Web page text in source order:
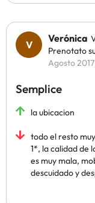
Verónica
Prenotato
Agosto 2017
Semplice
la ubicacion
todo el resto
1*, la calidad de
es muy mala,
descuidado y